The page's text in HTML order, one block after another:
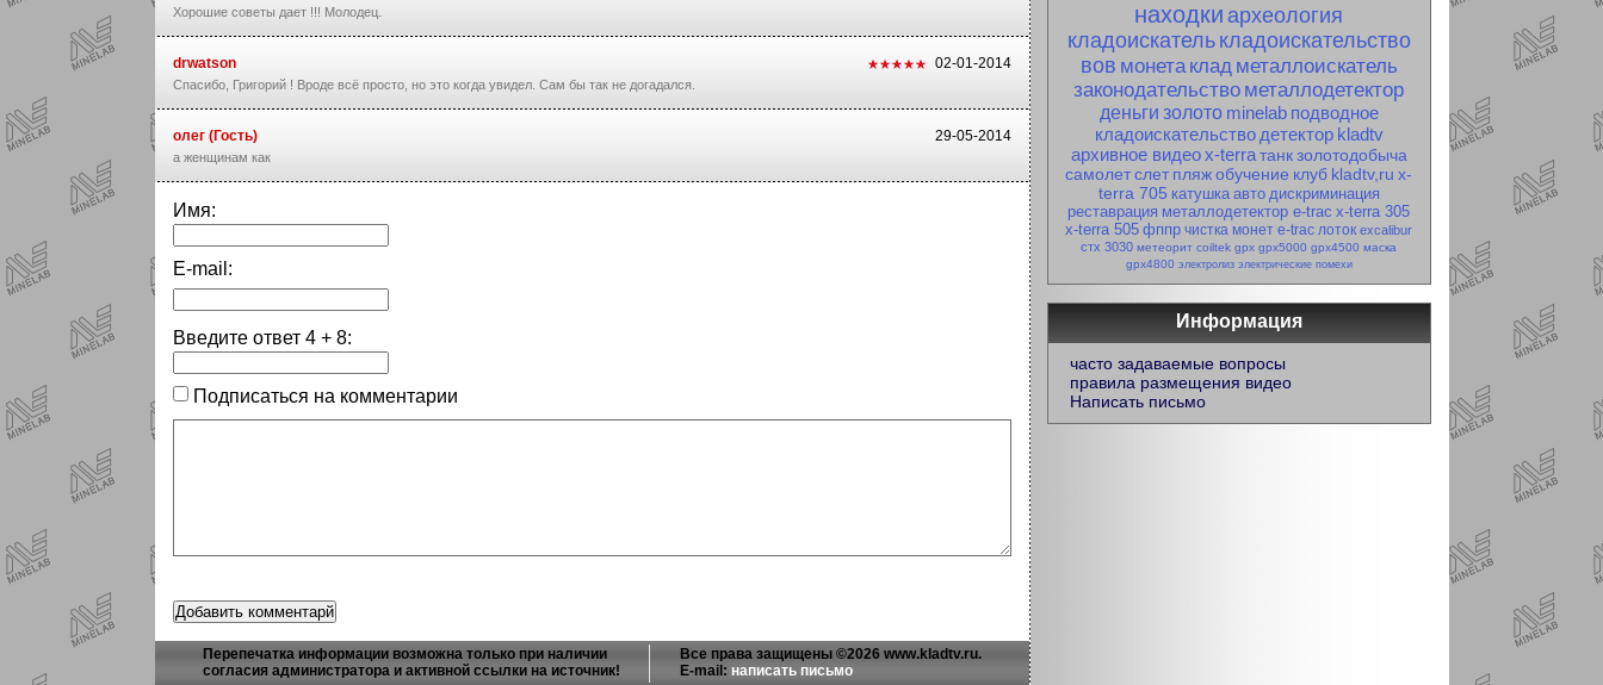
Хорошие советы дает !!! Молодец.
drwatson 02-01-2014
Спасибо, Григорий ! Вроде всё просто, но это когда увидел. Сам бы так не догадался.
олег (Гость) 29-05-2014
а женщинам как
Имя:
E-mail:
Введите ответ 4+ 8:
Подписаться на комментарии
находки археология
кладоискатель кладоискательство
вов монета клад металлоискатель
законодательство металлодетектор
деньги золото minelab подводное
кладоискательство детектор kladtv
архивное видео x-terra танк золотодобыча
самолетслет пляжобучение клуб kladtv,ru x-
terra 705 катушка авто дискриминация
реставрация металлодетектор e-trac x-terra 305
x-terra 505 фппр чистка монет e-trac лоток excalibur
стх 3030 метеорит coiltek gpx gpx5000 gpx4500 маска
gpx4800 электролиз электрические помехи
Информация
часто задаваемые вопросы
правила размещения видео
Написать письмо
Перепечатка информации возможна только при наличии
согласия администратора и активной ссылки на источник!
Все права защищены ©2026 www.kladtv.ru.
E-mail: написать письмо